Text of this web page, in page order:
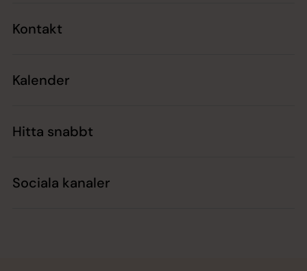
Kontakt
Kalender
Hitta snabbt
Sociala kanaler